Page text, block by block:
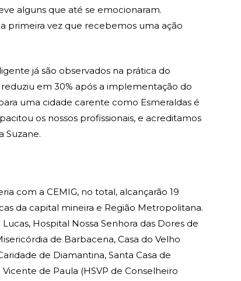
alguns que até se emocionaram.
primeira vez que recebemos uma ação
já são observados na prática do
em 30% após a implementação do
uma cidade carente como Esmeraldas é
os nossos profissionais, e acreditamos
Suzane.
com a CEMIG, no total, alcançarão 19
da capital mineira e Região Metropolitana.
Hospital Nossa Senhora das Dores de
de Barbacena, Casa do Velho
de Diamantina, Santa Casa de
de Paula (HSVP de Conselheiro